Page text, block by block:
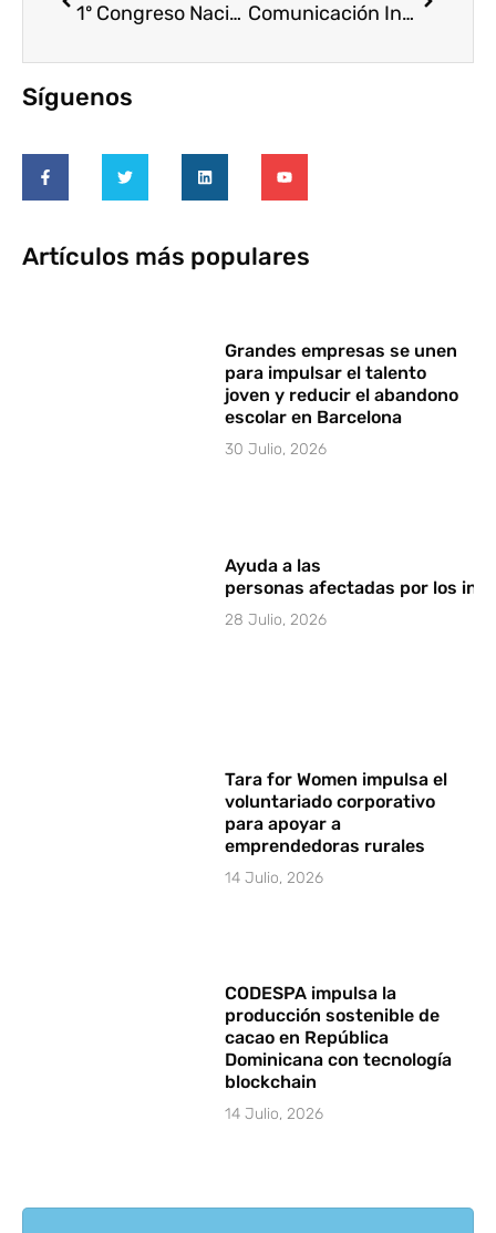
1º Congreso Nacional Voluntariado Corporativo Voluntad para Transformar Comunicación Interna y Voluntariado Corporativo. 18 de septiembre de 2012. Universidad de Palermo, Buenos Aires (Argentina)
Síguenos
Artículos más populares
Grandes empresas se unen
para impulsar el talento
joven y reducir el abandono
escolar en Barcelona
30 Julio, 2026
Ayuda a las
personas afectadas por los
28 Julio, 2026
Tara for Women impulsa el
voluntariado corporativo
para apoyar a
emprendedoras rurales
14 Julio, 2026
CODESPA impulsa la
producción sostenible de
cacao en República
Dominicana con tecnología
blockchain
14 Julio, 2026